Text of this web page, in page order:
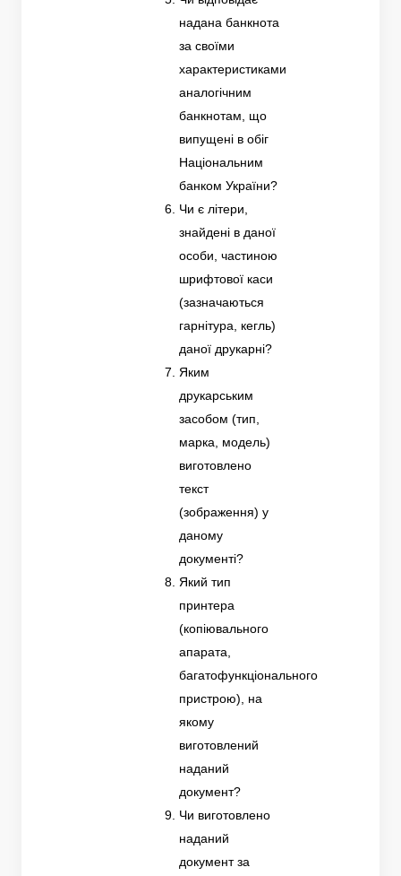
надана банкнота
за своїми
характеристиками
аналогічним
банкнотам, що
випущені в обіг
Національним
банком України?
Чи є літери,
знайдені в даної
особи, частиною
шрифтової каси
(зазначаються
гарнітура, кегль)
даної друкарні?
Яким
друкарським
засобом (тип,
марка, модель)
виготовлено
текст
(зображення) у
даному
документі?
Який тип
принтера
(копіювального
апарата,
багатофункціонального
пристрою), на
якому
виготовлений
наданий
документ?
Чи виготовлено
наданий
документ за